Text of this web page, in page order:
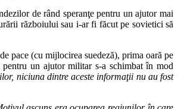
de rând speranţe pentru un ajutor mai
războiului sau i-ar fi făcut pe sovietici să
pace (cu mijlocirea suedeză), prima oară pe
un ajutor militar s-a schimbat în mod
niciuna dintre aceste informaţii nu au fost